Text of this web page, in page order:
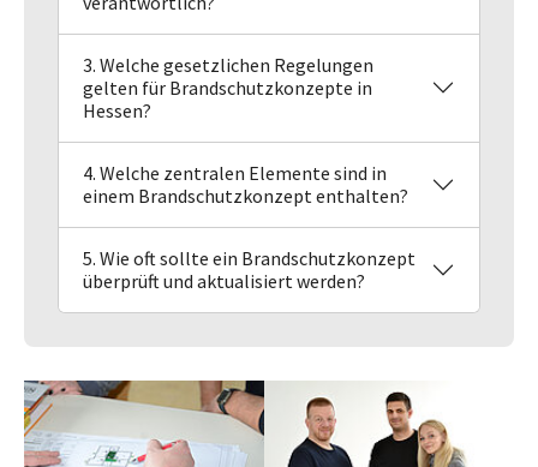
3. Welche gesetzlichen Regelungen
gelten für Brandschutzkonzepte in
Hessen?
4. Welche zentralen Elemente sind in
einem Brandschutzkonzept enthalten?
5. Wie oft sollte ein Brandschutzkonzept
überprüft und aktualisiert werden?
Show larger version Show larger version